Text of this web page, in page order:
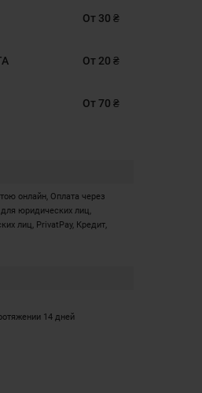
От 30 ₴
От 20 ₴
От 70 ₴
онлайн, Оплата через
юридических лиц,
лиц, PrivatPay, Кредит,
14 дней